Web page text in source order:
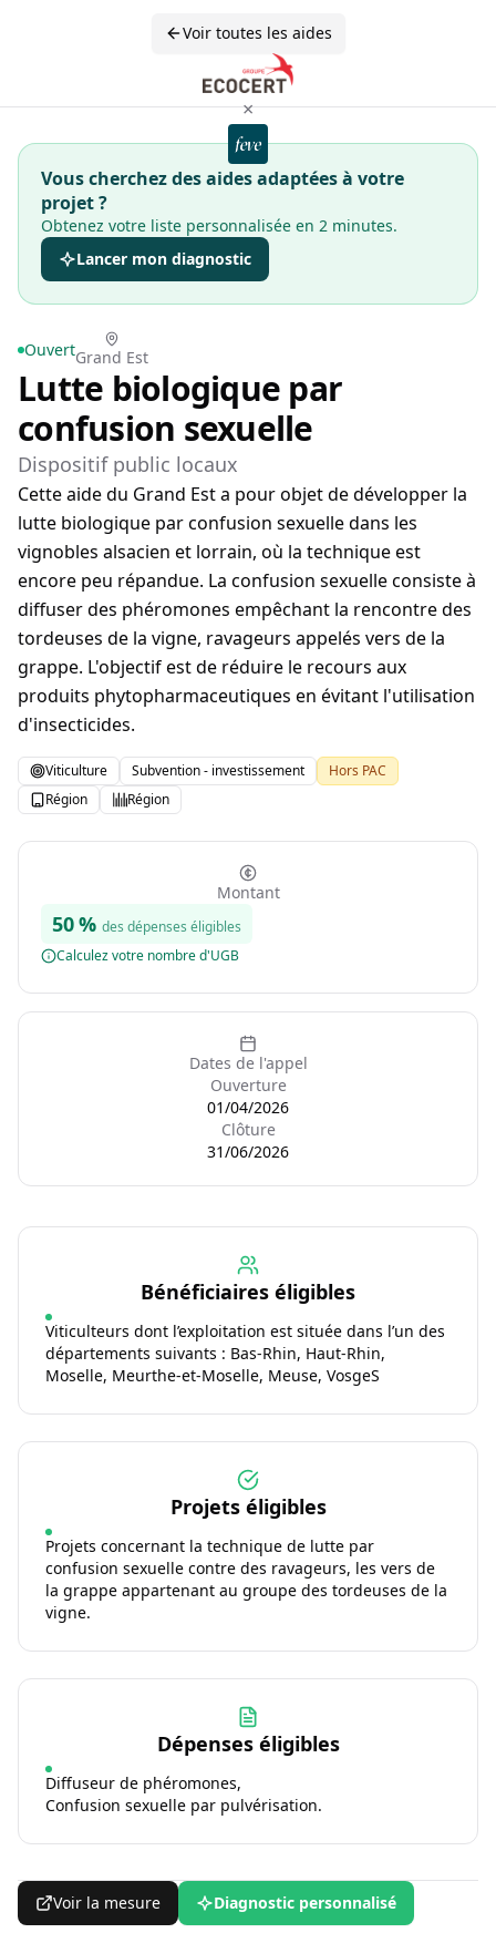
Voir toutes les aides
×
Vous cherchez des aides adaptées à votre
projet ?
Obtenez votre liste personnalisée en 2 minutes.
Lancer mon diagnostic
OuvertGrand Est
Lutte biologique par
confusion sexuelle
Dispositif public locaux
Cette aide du Grand Est a pour objet de développer la
lutte biologique par confusion sexuelle dans les
vignobles alsacien et lorrain, où la technique est
encore peu répandue. La confusion sexuelle consiste à
diffuser des phéromones empêchant la rencontre des
tordeuses de la vigne, ravageurs appelés vers de la
grappe. L'objectif est de réduire le recours aux
produits phytopharmaceutiques en évitant l'utilisation
d'insecticides.
Viticulture Subvention - investissement
Hors PAC
Région
Région
Montant
50 % des dépenses éligibles
Calculez votre nombre d'UGB
Dates de l'appel
Ouverture
01/04/2026
Clôture
31/06/2026
Bénéficiaires éligibles
Viticulteurs dont l’exploitation est située dans l’un des
départements suivants : Bas-Rhin, Haut-Rhin,
Moselle, Meurthe-et-Moselle, Meuse, VosgeS
Projets éligibles
Projets concernant la technique de lutte par
confusion sexuelle contre des ravageurs, les vers de
la grappe appartenant au groupe des tordeuses de la
vigne.
Dépenses éligibles
Diffuseur de phéromones,
Confusion sexuelle par pulvérisation.
Voir la mesure Diagnostic personnalisé